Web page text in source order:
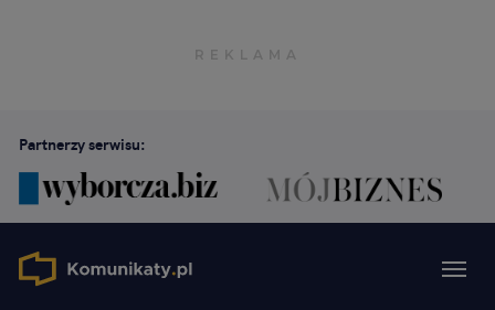
Partnerzy serwisu: